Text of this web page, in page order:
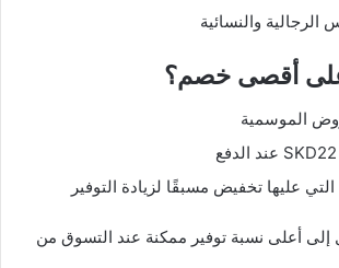
والنسائية
أقصى خصم؟
الموسمية
عليها تخفيض مسبقًا لزيادة التوفير
أعلى نسبة توفير ممكنة عند التسوق من